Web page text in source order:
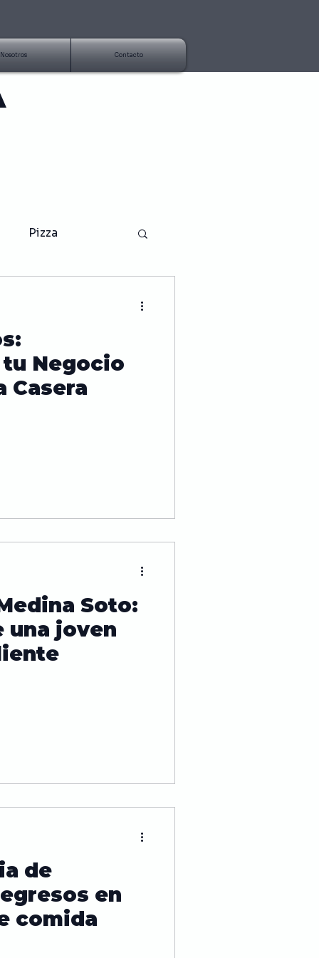
Nosotros Contacto
Pizza
Tendencias
Negocio
Casera
Soto:
una joven
de
en
comida